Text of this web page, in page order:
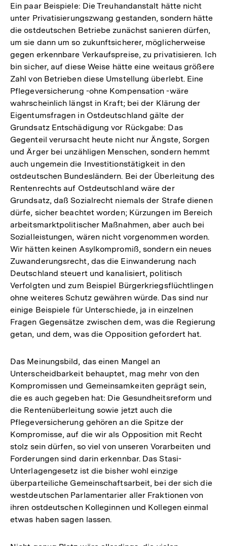
Ein paar Beispiele: Die Treuhandanstalt hätte nicht
unter Privatisierungszwang gestanden, sondern hätte
die ostdeutschen Betriebe zunächst sanieren dürfen,
um sie dann um so zukunftsicherer, möglicherweise
gegen erkennbare Verkaufspreise, zu privatisieren. Ich
bin sicher, auf diese Weise hätte eine weitaus größere
Zahl von Betrieben diese Umstellung überlebt. Eine
Pflegeversicherung -ohne Kompensation -wäre
wahrscheinlich längst in Kraft; bei der Klärung der
Eigentumsfragen in Ostdeutschland gälte der
Grundsatz Entschädigung vor Rückgabe: Das
Gegenteil verursacht heute nicht nur Ängste, Sorgen
und Ärger bei unzähligen Menschen, sondern hemmt
auch ungemein die Investitionstätigkeit in den
ostdeutschen Bundesländern. Bei der Überleitung des
Rentenrechts auf Ostdeutschland wäre der
Grundsatz, daß Sozialrecht niemals der Strafe dienen
dürfe, sicher beachtet worden; Kürzungen im Bereich
arbeitsmarktpolitischer Maßnahmen, aber auch bei
Sozialleistungen, wären nicht vorgenommen worden.
Wir hätten keinen Asylkompromiß, sondern ein neues
Zuwanderungsrecht, das die Einwanderung nach
Deutschland steuert und kanalisiert, politisch
Verfolgten und zum Beispiel Bürgerkriegsflüchtlingen
ohne weiteres Schutz gewähren würde. Das sind nur
einige Beispiele für Unterschiede, ja in einzelnen
Fragen Gegensätze zwischen dem, was die Regierung
getan, und dem, was die Opposition gefordert hat.
Das Meinungsbild, das einen Mangel an
Unterscheidbarkeit behauptet, mag mehr von den
Kompromissen und Gemeinsamkeiten geprägt sein,
die es auch gegeben hat: Die Gesundheitsreform und
die Rentenüberleitung sowie jetzt auch die
Pflegeversicherung gehören an die Spitze der
Kompromisse, auf die wir als Opposition mit Recht
stolz sein dürfen, so viel von unseren Vorarbeiten und
Forderungen sind darin erkennbar. Das Stasi-
Unterlagengesetz ist die bisher wohl einzige
überparteiliche Gemeinschaftsarbeit, bei der sich die
westdeutschen Parlamentarier aller Fraktionen von
ihren ostdeutschen Kolleginnen und Kollegen einmal
etwas haben sagen lassen.